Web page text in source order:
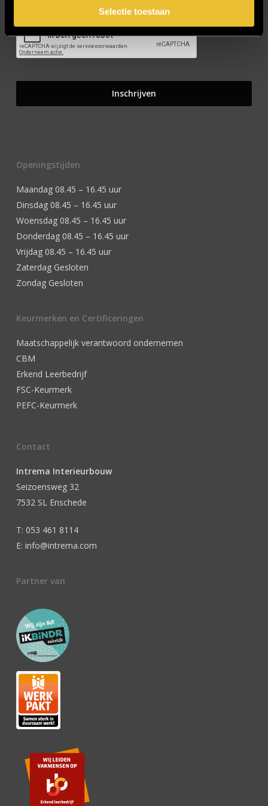
Selectie toestaan
Openingstijden
Maandag 08.45 – 16.45 uur
Dinsdag 08.45 – 16.45 uur
Woensdag 08.45 – 16.45 uur
Donderdag 08.45 – 16.45 uur
Vrijdag 08.45 – 16.45 uur
Zaterdag Gesloten
Zondag Gesloten
Keurmerken en Certificeringen
Maatschappelijk verantwoord ondernemen
CBM
Erkend Leerbedrijf
FSC-Keurmerk
PEFC-Keurmerk
Contact
Intrema Interieurbouw
Seizoensweg 32
7532 SL Enschede
T: 053 461 8114
E: info@intrema.com
Partner van